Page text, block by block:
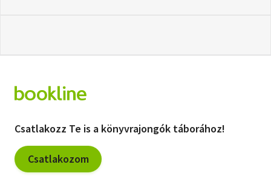
Csatlakozz Te is a könyvrajongók táborához!
Csatlakozom